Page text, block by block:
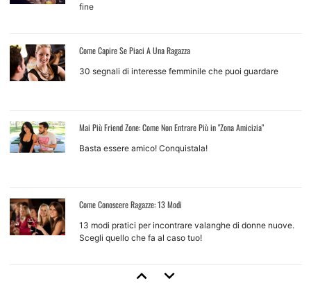
fine
Come Capire Se Piaci A Una Ragazza
30 segnali di interesse femminile che puoi guardare
Mai Più Friend Zone: Come Non Entrare Più in "Zona Amicizia"
Basta essere amico! Conquistala!
Come Conoscere Ragazze: 13 Modi
13 modi pratici per incontrare valanghe di donne nuove.
Scegli quello che fa al caso tuo!
Come Approcciare Una Ragazza